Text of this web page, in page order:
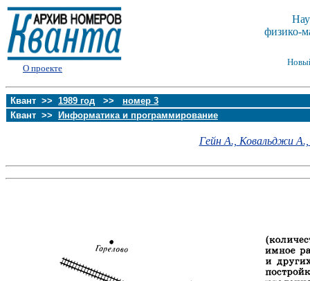
О проекте
физико-
Квант >> 1989 год >> номер 3
Квант >>
Информатика и программирование
Гейн А., Ковальджи А.,